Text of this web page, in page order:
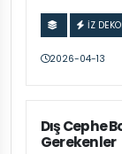
İZ
2026-04-13
Dış Cephe
Gerekenler